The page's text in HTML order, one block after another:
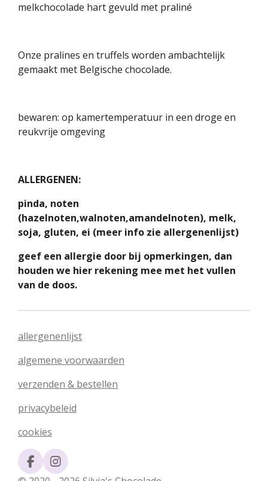
melkchocolade hart gevuld met praliné
Onze pralines en truffels worden ambachtelijk
gemaakt met Belgische chocolade.
bewaren: op kamertemperatuur in een droge en
reukvrije omgeving
ALLERGENEN:
pinda, noten
(hazelnoten,walnoten,amandelnoten), melk,
soja, gluten, ei (meer info zie allergenenlijst)
geef een allergie door bij opmerkingen, dan
houden we hier rekening mee met het vullen
van de doos.
allergenenlijst
algemene voorwaarden
verzenden & bestellen
privacybeleid
cookies
F
a
I
n